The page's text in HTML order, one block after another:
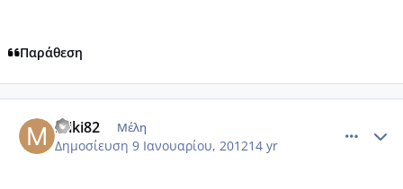
Παράθεση
miki82 Μέλη
Δημοσίευση 9 Ιανουαρίου, 201214 yr